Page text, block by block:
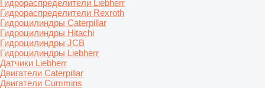
Гидрораспределители Liebherr
Гидрораспределители Rexroth
Гидроцилиндры Caterpillar
Гидроцилиндры Hitachi
Гидроцилиндры JCB
Гидроцилиндры Liebherr
Датчики Liebherr
Двигатели Caterpillar
Двигатели Cummins